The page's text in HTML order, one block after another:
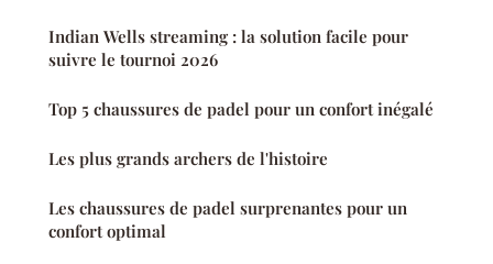
Indian Wells streaming : la solution facile pour
suivre le tournoi 2026
Top 5 chaussures de padel pour un confort inégalé
Les plus grands archers de l'histoire
Les chaussures de padel surprenantes pour un
confort optimal